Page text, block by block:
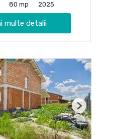
80 mp 2025
multe detalii
Next